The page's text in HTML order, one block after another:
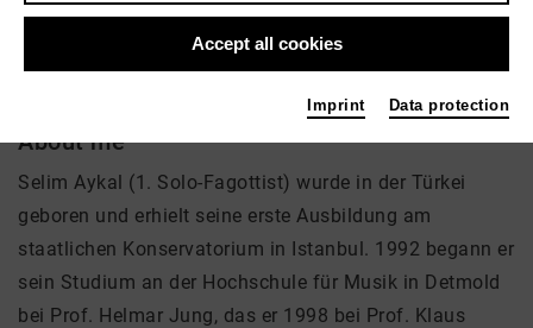
Music
About me
Selim Aykal (1. Solo-Fagottist) wurde in der Türkei
geboren und erhielt seine erste Ausbildung am
staatlichen Konservatorium in Istanbul. 1992 begann er
sein Studium an der Hochschule für Musik in Detmold
bei Prof. Helmar Jung, das er 1998 bei Prof. Klaus
Accept all cookies
Imprint Data protection